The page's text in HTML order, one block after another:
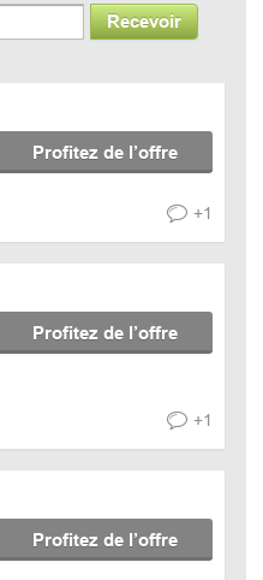
Recevoir
Profitez de l’offre
+1
Profitez de l’offre
+1
Profitez de l’offre